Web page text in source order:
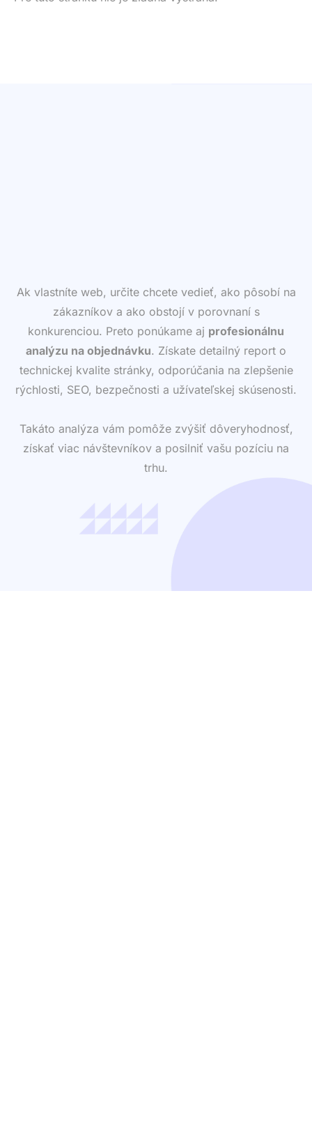
Ak vlastníte web, určite chcete vedieť, ako pôsobí na
zákazníkov a ako obstojí v porovnaní s
konkurenciou. Preto ponúkame aj profesionálnu
analýzu na objednávku. Získate detailný report o
technickej kvalite stránky, odporúčania na zlepšenie
rýchlosti, SEO, bezpečnosti a užívateľskej skúsenosti.
Takáto analýza vám pomôže zvýšiť dôveryhodnosť,
získať viac návštevníkov a posilniť vašu pozíciu na
trhu.